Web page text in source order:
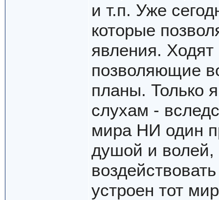
и т.п. Уже
которые
явления.
позволяющие
планы. Только
слухам -
мира НИ один
душой и волей,
устроен тот